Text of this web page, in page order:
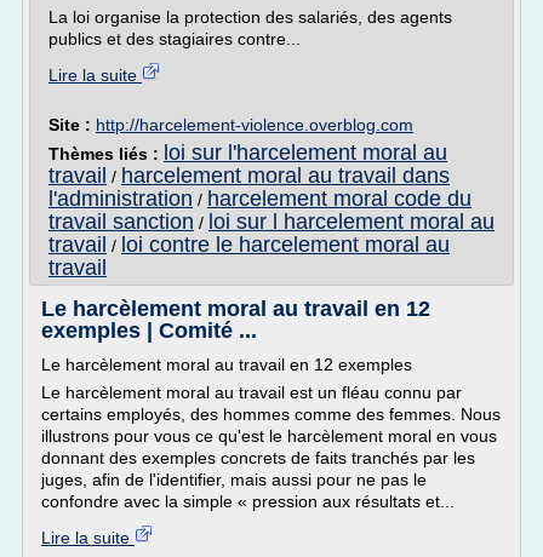
La loi organise la protection des salariés, des agents
publics et des stagiaires contre...
Lire la suite
Site : http://harcelement-violence.overblog.com
Thèmes liés : loi sur l'harcelement moral au
travail / harcelement moral au travail dans
l'administration / harcelement moral code du
travail sanction / loi sur l harcelement moral au
travail / loi contre le harcelement moral au
travail
Le harcèlement moral au travail en 12
exemples | Comité ...
Le harcèlement moral au travail en 12 exemples
Le harcèlement moral au travail est un fléau connu par
certains employés, des hommes comme des femmes. Nous
illustrons pour vous ce qu'est le harcèlement moral en vous
donnant des exemples concrets de faits tranchés par les
juges, afin de l'identifier, mais aussi pour ne pas le
confondre avec la simple « pression aux résultats et...
Lire la suite